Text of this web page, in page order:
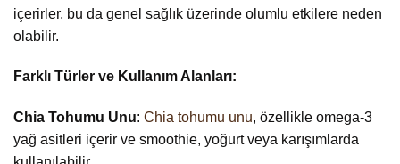
içerirler, bu da genel sağlık üzerinde olumlu etkilere neden
olabilir.
Farklı Türler ve Kullanım Alanları:
Chia Tohumu Unu: Chia tohumu unu, özellikle omega-3
yağ asitleri içerir ve smoothie, yoğurt veya karışımlarda